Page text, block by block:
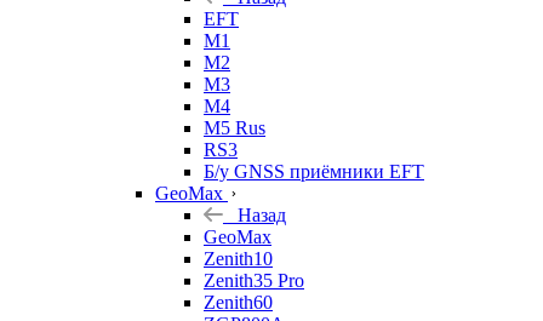
EFT
M1
M2
M3
M4
M5 Rus
RS3
Б/у GNSS приёмники EFT
GeoMax
Назад
GeoMax
Zenith10
Zenith35 Pro
Zenith60